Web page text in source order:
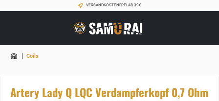
VERSANDKOSTENFREI AB 39€
| Coils
Artery Lady Q LQC Verdampferkopf 0,7 Ohm